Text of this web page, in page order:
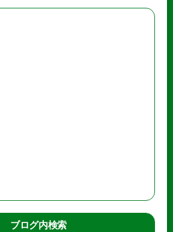
ブログ内検索